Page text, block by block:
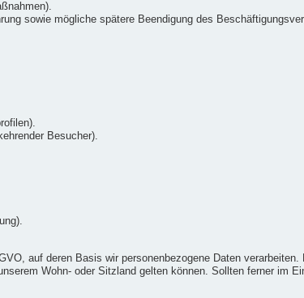
sowie mögliche spätere Beendigung des
Besucher).
auf deren Basis wir personenbezogene Daten
Wohn- oder Sitzland gelten können. Sollten ferner im